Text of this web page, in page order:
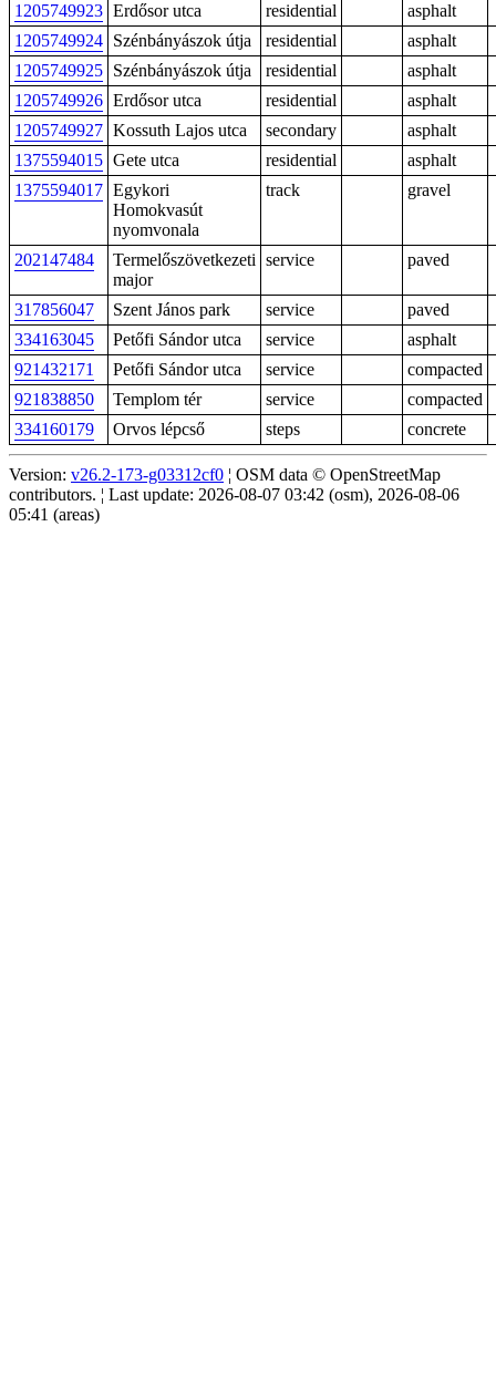
1205749923 Erdősor utca residential
asphalt
1205749924 Szénbányászok útja residential
asphalt
1205749925 Szénbányászok útja residential
asphalt
1205749926 Erdősor utca residential
asphalt
1205749927 Kossuth Lajos utca secondary
asphalt
1375594015 Gete utca residential
asphalt
1375594017 Egykori
Homokvasút
nyomvonala
track gravel
202147484
Termelőszövetkezeti
major
service paved
317856047 Szent János park service
paved
334163045
Petőfi Sándor utca service
asphalt
921432171
Petőfi Sándor utca service
compacted
921838850
Templom tér service
compacted
334160179
Orvos lépcső steps concrete
Version: v26.2-173-g03312cf0 ¦ OSM data © OpenStreetMap
contributors. ¦ Last update: 2026-08-07 03:42 (osm), 2026-08-06
05:41 (areas)